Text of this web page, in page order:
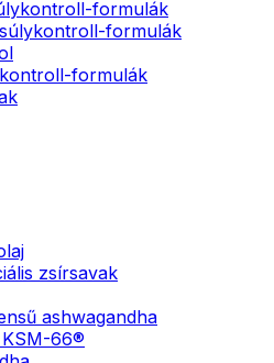
formulák
formulák
formulák
zsírsavak
ashwagandha
66®